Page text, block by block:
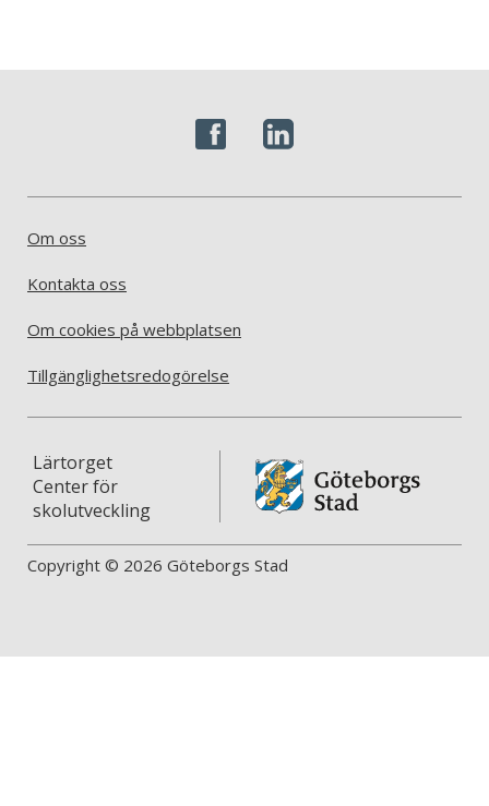
Om oss
Kontakta oss
Om cookies på webbplatsen
Tillgänglighetsredogörelse
Lärtorget
Center för
skolutveckling
Copyright © 2026 Göteborgs Stad